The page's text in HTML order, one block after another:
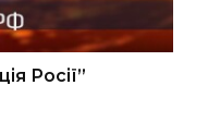
Росії”